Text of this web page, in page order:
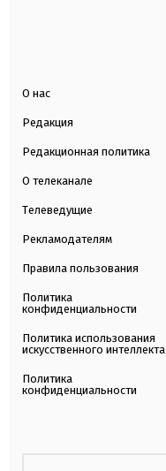
О нас
Редакция
Редакционная политика
О телеканале
Телеведущие
Рекламодателям
Правила пользования
Политика
конфиденциальности
Политика использования
искусственного интеллекта
Политика
конфиденциальности